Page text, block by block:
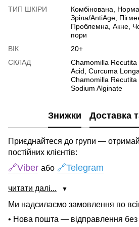
ТИП ШКІРИ
Комбінована,
Зріла/AntiAge,
Проблемна, Акне,
пори
ВІК
20+
СКЛАД
Chamomilla
Acid, Curcuma
Chamomilla Recutita
Sodium Alginate
Знижки Доставка
Приєднайтеся до групи —
постійних клієнтів:
🔗Viber або 🔗Telegram
читати далі... ▼
Ми надсилаємо замовлення по
• Нова пошта — відправлення без